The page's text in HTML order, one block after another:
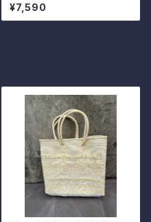
Tシャツ（キャメル）
¥7,590